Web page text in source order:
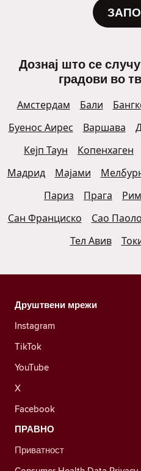
Дознај што се
градови во
Амстердам Бали
Буенос Аирес
Варшава
Кејп Таун
Копенхаген
Мадрид
Мајами
Париз
Прага Рим
Сан Франциско
Сао Паоло
Тел Авив
Друштвени мрежи
Instagram
TikTok
YouTube
X
Facebook
ПРАВНО
Приватност